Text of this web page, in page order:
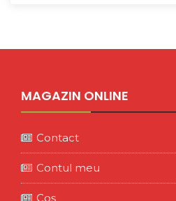
MAGAZIN ONLINE
Contact
Contul meu
Coș